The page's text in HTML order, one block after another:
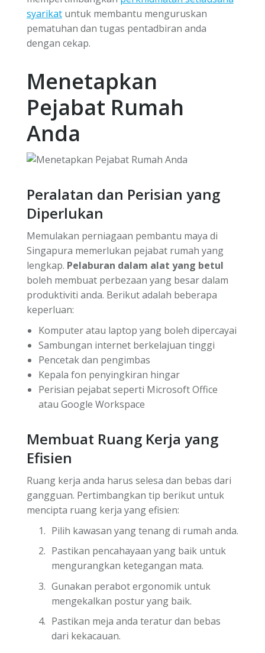
syarikatuntuk membantu menguruskan
pematuhan dan tugas pentadbiran anda
dengan cekap.
Menetapkan
Pejabat Rumah
Anda
Peralatan dan Perisian yang
Diperlukan
Memulakan perniagaan pembantu maya di
Singapura memerlukan pejabat rumah yang
lengkap. Pelaburan dalam alat yang betul
boleh membuat perbezaan yang besar dalam
produktiviti anda. Berikut adalah beberapa
keperluan:
Komputer atau laptop yang boleh dipercayai
Sambungan internet berkelajuan tinggi
Pencetak dan pengimbas
Kepala fon penyingkiran hingar
Perisian pejabat seperti Microsoft Office
atau Google Workspace
Membuat Ruang Kerja yang
Efisien
Ruang kerja anda harus selesa dan bebas dari
gangguan. Pertimbangkan tip berikut untuk
mencipta ruang kerja yang efisien:
Pilih kawasan yang tenang di rumah anda.
Pastikan pencahayaan yang baik untuk
mengurangkan ketegangan mata.
Gunakan perabot ergonomik untuk
mengekalkan postur yang baik.
Pastikan meja anda teratur dan bebas
dari kekacauan.